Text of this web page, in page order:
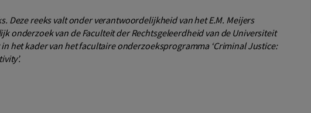
Deze reeks valt onder verantwoordelijkheid van het E.M. Meijers
onderzoek van de Faculteit der Rechtsgeleerdheid van de Universiteit
het kader van het facultaire onderzoeksprogramma ‘Criminal Justice: